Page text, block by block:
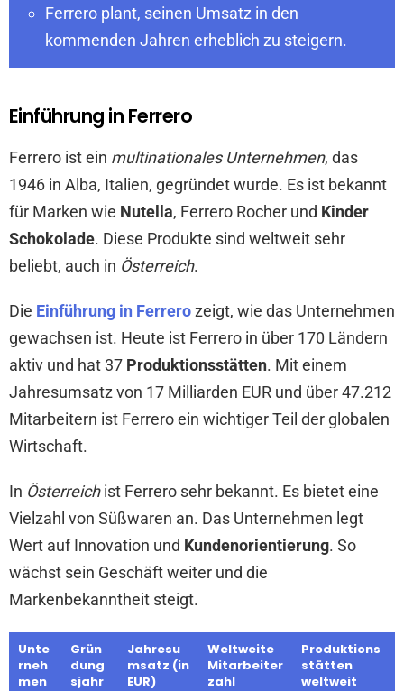
Ferrero plant, seinen Umsatz in den
kommenden Jahren erheblich zu steigern.
Einführung in Ferrero
Ferrero ist ein multinationales Unternehmen, das
1946 in Alba, Italien, gegründet wurde. Es ist bekannt
für Marken wie Nutella, Ferrero Rocher und Kinder
Schokolade. Diese Produkte sind weltweit sehr
beliebt, auch in Österreich.
Die Einführung in Ferrerozeigt, wie das Unternehmen
gewachsen ist. Heute ist Ferrero in über 170 Ländern
aktiv und hat 37 Produktionsstätten. Mit einem
Jahresumsatz von 17 Milliarden EUR und über 47.212
Mitarbeitern ist Ferrero ein wichtiger Teil der globalen
Wirtschaft.
In Österreichist Ferrero sehr bekannt. Es bietet eine
Vielzahl von Süßwaren an. Das Unternehmen legt
Wert auf Innovation und Kundenorientierung. So
wächst sein Geschäft weiter und die
Markenbekanntheit steigt.
Unte
rneh
men
Grün
dung
sjahr
Jahresu
msatz (in
EUR)
Weltweite
Mitarbeiter
zahl
Produktions
stätten
weltweit